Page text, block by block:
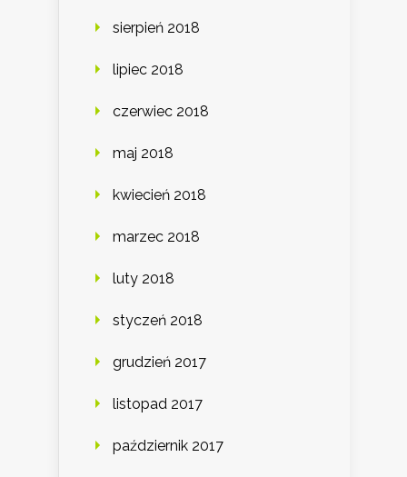
sierpień 2018
lipiec 2018
czerwiec 2018
maj 2018
kwiecień 2018
marzec 2018
luty 2018
styczeń 2018
grudzień 2017
listopad 2017
październik 2017